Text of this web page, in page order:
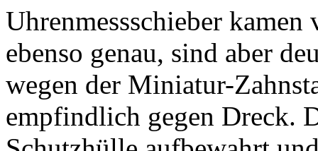
Uhrenmessschieber
ebenso genau, sind aber
wegen der Miniatur-
empfindlich gegen Dreck.